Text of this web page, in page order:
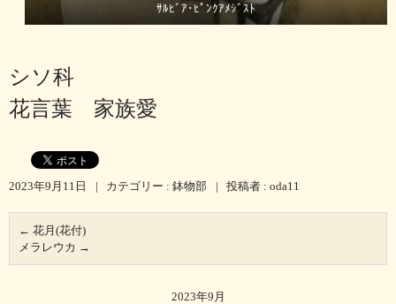
ｻﾙﾋﾞｱ･ﾋﾟﾝｸｱﾒｼﾞｽﾄ
シソ科
花言葉 家族愛
2023年9月11日 | カテゴリー : 鉢物部 | 投稿者 : oda11
← 花月(花付)
メラレウカ →
2023年9月